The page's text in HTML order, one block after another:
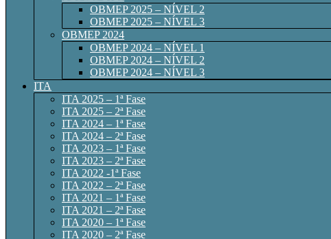
OBMEP 2025 – NÍVEL 2
OBMEP 2025 – NÍVEL 3
OBMEP 2024
OBMEP 2024 – NÍVEL 1
OBMEP 2024 – NÍVEL 2
OBMEP 2024 – NÍVEL 3
ITA
ITA 2025 – 1ª Fase
ITA 2025 – 2ª Fase
ITA 2024 – 1ª Fase
ITA 2024 – 2ª Fase
ITA 2023 – 1ª Fase
ITA 2023 – 2ª Fase
ITA 2022 -1ª Fase
ITA 2022 – 2ª Fase
ITA 2021 – 1ª Fase
ITA 2021 – 2ª Fase
ITA 2020 – 1ª Fase
ITA 2020 – 2ª Fase